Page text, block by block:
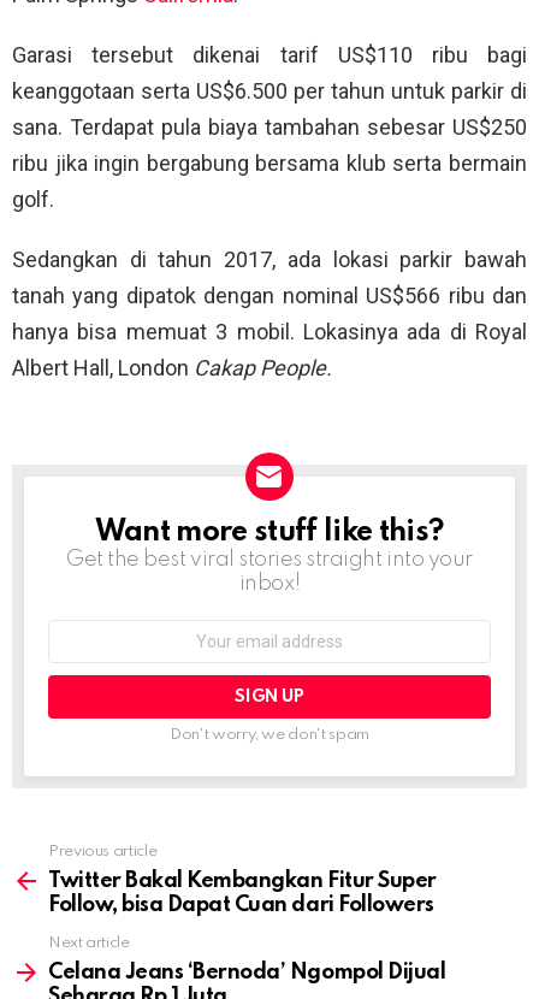
Garasi tersebut dikenai tarif US$110 ribu bagi
keanggotaan serta US$6.500 per tahun untuk parkir di
sana. Terdapat pula biaya tambahan sebesar US$250
ribu jika ingin bergabung bersama klub serta bermain
golf.
Sedangkan di tahun 2017, ada lokasi parkir bawah
tanah yang dipatok dengan nominal US$566 ribu dan
hanya bisa memuat 3 mobil. Lokasinya ada di Royal
Albert Hall, London Cakap People.
NEWSLETTER
Want more stuff like this?
Get the best viral stories straight into your
inbox!
Don't worry, we don't spam
more
Previous article
Twitter Bakal Kembangkan Fitur Super
Follow, bisa Dapat Cuan dari Followers
Next article
Celana Jeans ‘Bernoda’ Ngompol Dijual